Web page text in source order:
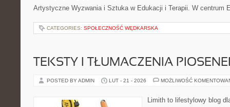
Artystyczne Wyzwania i Sztuka w Edukacji i Terapii. W centrum
CATEGORIES: SPOŁECZNOŚĆ WĘDKARSKA
TEKSTY I TŁUMACZENIA
POSTED BY ADMIN LUT - 21 - 2026 MOŻLIWOŚĆ
Limith to lifestylowy blog